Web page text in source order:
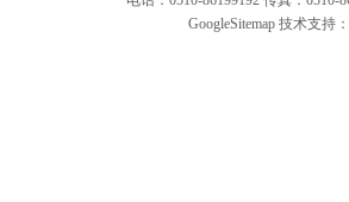
GoogleSitemap技术支持